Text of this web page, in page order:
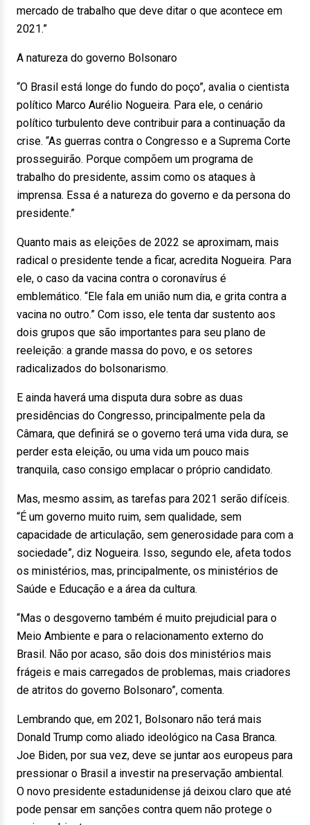
mercado de trabalho que deve ditar o que acontece em
2021.”
A natureza do governo Bolsonaro
“O Brasil está longe do fundo do poço”, avalia o cientista
político Marco Aurélio Nogueira. Para ele, o cenário
político turbulento deve contribuir para a continuação da
crise. “As guerras contra o Congresso e a Suprema Corte
prosseguirão. Porque compõem um programa de
trabalho do presidente, assim como os ataques à
imprensa. Essa é a natureza do governo e da persona do
presidente.”
Quanto mais as eleições de 2022 se aproximam, mais
radical o presidente tende a ficar, acredita Nogueira. Para
ele, o caso da vacina contra o coronavírus é
emblemático. “Ele fala em união num dia, e grita contra a
vacina no outro.” Com isso, ele tenta dar sustento aos
dois grupos que são importantes para seu plano de
reeleição: a grande massa do povo, e os setores
radicalizados do bolsonarismo.
E ainda haverá uma disputa dura sobre as duas
presidências do Congresso, principalmente pela da
Câmara, que definirá se o governo terá uma vida dura, se
perder esta eleição, ou uma vida um pouco mais
tranquila, caso consigo emplacar o próprio candidato.
Mas, mesmo assim, as tarefas para 2021 serão difíceis.
“É um governo muito ruim, sem qualidade, sem
capacidade de articulação, sem generosidade para com a
sociedade”, diz Nogueira. Isso, segundo ele, afeta todos
os ministérios, mas, principalmente, os ministérios de
Saúde e Educação e a área da cultura.
“Mas o desgoverno também é muito prejudicial para o
Meio Ambiente e para o relacionamento externo do
Brasil. Não por acaso, são dois dos ministérios mais
frágeis e mais carregados de problemas, mais criadores
de atritos do governo Bolsonaro”, comenta.
Lembrando que, em 2021, Bolsonaro não terá mais
Donald Trump como aliado ideológico na Casa Branca.
Joe Biden, por sua vez, deve se juntar aos europeus para
pressionar o Brasil a investir na preservação ambiental.
O novo presidente estadunidense já deixou claro que até
pode pensar em sanções contra quem não protege o